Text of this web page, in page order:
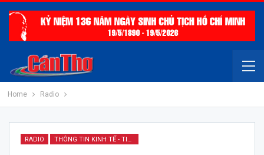
Home Radio
RADIO THÔNG TIN KINH TẾ - TIÊU DÙNG & CUỘC SỐNG